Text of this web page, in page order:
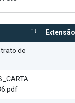
Extensão
de